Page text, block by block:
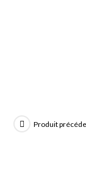
Produit